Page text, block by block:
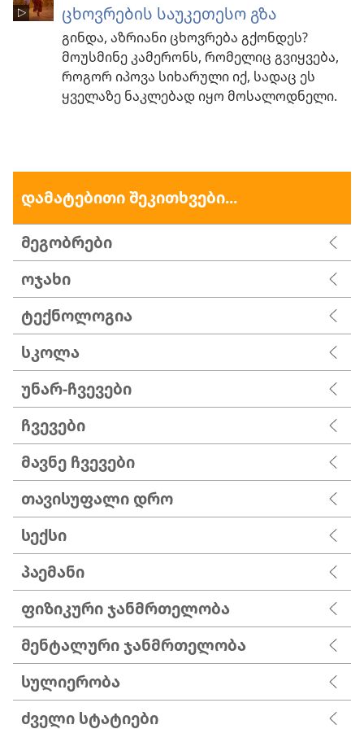
ცხოვრების საუკეთესო გზა
გინდა, აზრიანი ცხოვრება გქონდეს?
მოუსმინე კამერონს, რომელიც გვიყვება,
როგორ იპოვა სიხარული იქ, სადაც ეს
ყველაზე ნაკლებად იყო მოსალოდნელი.
დამატებითი შეკითხვები...
მეგობრები
ოჯახი
ტექნოლოგია
სკოლა
უნარ-ჩვევები
ჩვევები
მავნე ჩვევები
თავისუფალი დრო
სექსი
პაემანი
ფიზიკური ჯანმრთელობა
მენტალური ჯანმრთელობა
სულიერობა
ძველი სტატიები